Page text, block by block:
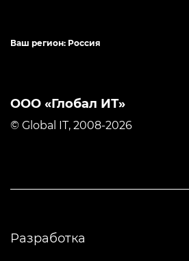
ООО «Глобал ИТ»
© Global IT, 2008-2026
Ваш регион: Россия
Разработка